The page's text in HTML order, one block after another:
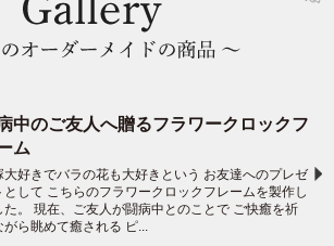
中のご友人へ贈るフラワークロックフ
ム
大好きでバラの花も大好きという お友達へのプレゼ
として こちらのフラワークロックフレームを製作し
た。 現在、ご友人が闘病中とのことで ご快癒を祈
がら眺めて癒される ピ...